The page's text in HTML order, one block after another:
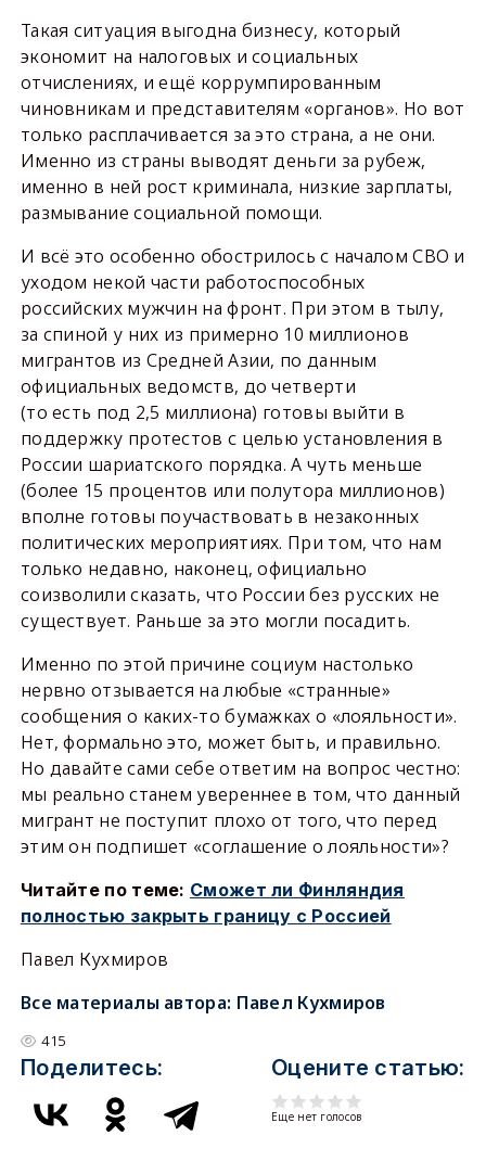
Такая ситуация выгодна бизнесу, который
экономит на налоговых и социальных
отчислениях, и ещё коррумпированным
чиновникам и представителям «органов». Но вот
только расплачивается за это страна, а не они.
Именно из страны выводят деньги за рубеж,
именно в ней рост криминала, низкие зарплаты,
размывание социальной помощи.
И всё это особенно обострилось с началом СВО и
уходом некой части работоспособных
российских мужчин на фронт. При этом в тылу,
за спиной у них из примерно 10 миллионов
мигрантов из Средней Азии, по данным
официальных ведомств, до четверти
(то есть под 2,5 миллиона) готовы выйти в
поддержку протестов с целью установления в
России шариатского порядка. А чуть меньше
(более 15 процентов или полутора миллионов)
вполне готовы поучаствовать в незаконных
политических мероприятиях. При том, что нам
только недавно, наконец, официально
соизволили сказать, что России без русских не
существует. Раньше за это могли посадить.
Именно по этой причине социум настолько
нервно отзывается на любые «странные»
сообщения о каких-то бумажках о «лояльности».
Нет, формально это, может быть, и правильно.
Но давайте сами себе ответим на вопрос честно:
мы реально станем увереннее в том, что данный
мигрант не поступит плохо от того, что перед
этим он подпишет «соглашение о лояльности»?
Читайте по теме: Сможет ли Финляндия
полностью закрыть границу с Россией
Павел Кухмиров
Все материалы автора: Павел Кухмиров
415
Поделитесь: Оцените статью:
Еще нет голосов